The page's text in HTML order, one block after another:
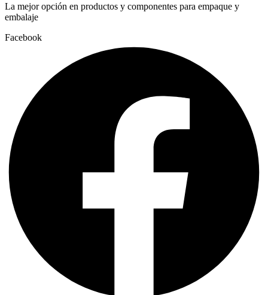
La mejor opción en productos y componentes para empaque y
embalaje
Facebook